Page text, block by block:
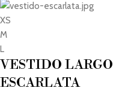
XS
M
L
VESTIDO LARGO
ESCARLATA